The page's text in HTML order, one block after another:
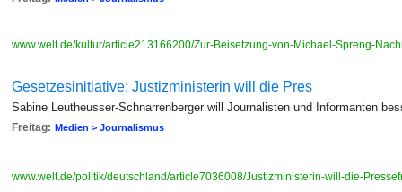
www.welt.de/kultur/article213166200/Zur-Beisetzung-von-Michael-Spreng-
Gesetzesinitiative: Justizministerin will die Pres
Sabine Leutheusser-Schnarrenberger will Journalisten und Informanten
Freitag: Medien > Journalismus
www.welt.de/politik/deutschland/article7036008/Justizministerin-will-die-